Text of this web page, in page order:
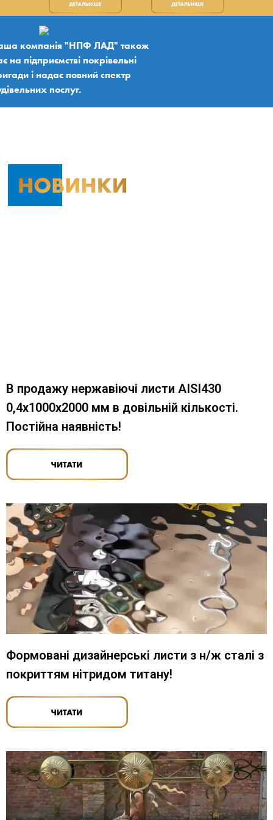
компанія "НПФ ЛАД" також
на підприємстві покрівельні
і надає повний спектр
послуг.
В продажу нержавіючі листи AISI430
0,4x1000x2000 мм в довільній кількості.
Постійна наявність!
Формовані дизайнерські листи з н/ж сталі з
покриттям нітридом титану!